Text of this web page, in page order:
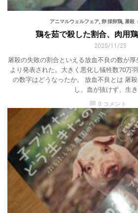
アニマルウェルフェア, 卵 採卵鶏, 屠殺
鶏を茹で殺した割合、肉用
2025/11/25
屠殺の失敗の割合といえる放血不良の数が
より発表された。大きく悪化し犠牲数70万
の数字はどうなったか。 放血不良とは 屠
し、血が抜けず、生き
0 コメント